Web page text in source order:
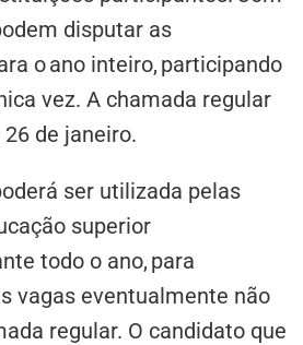
disputar as
o ano inteiro, participando
vez. A chamada regular
de janeiro.
ser utilizada pelas
superior
todo o ano, para
vagas eventualmente não
regular. O candidato que